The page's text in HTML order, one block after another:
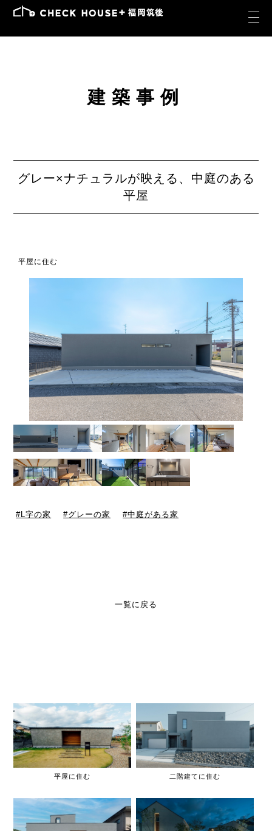
建築事例
グレー×ナチュラルが映える、中庭のある
平屋
平屋に住む
L字の家 グレーの家 中庭がある家
一覧に戻る
平屋に住む 二階建てに住む